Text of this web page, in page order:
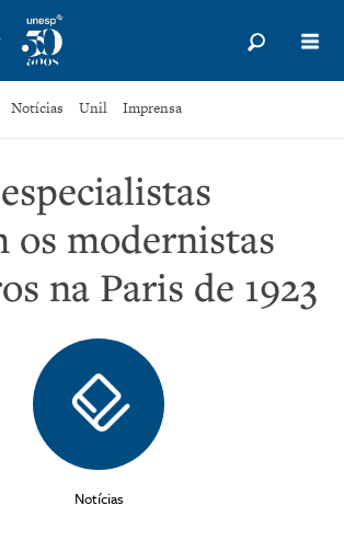
Notícias Unil Imprensa
os modernistas
na Paris de 1923
Notícias